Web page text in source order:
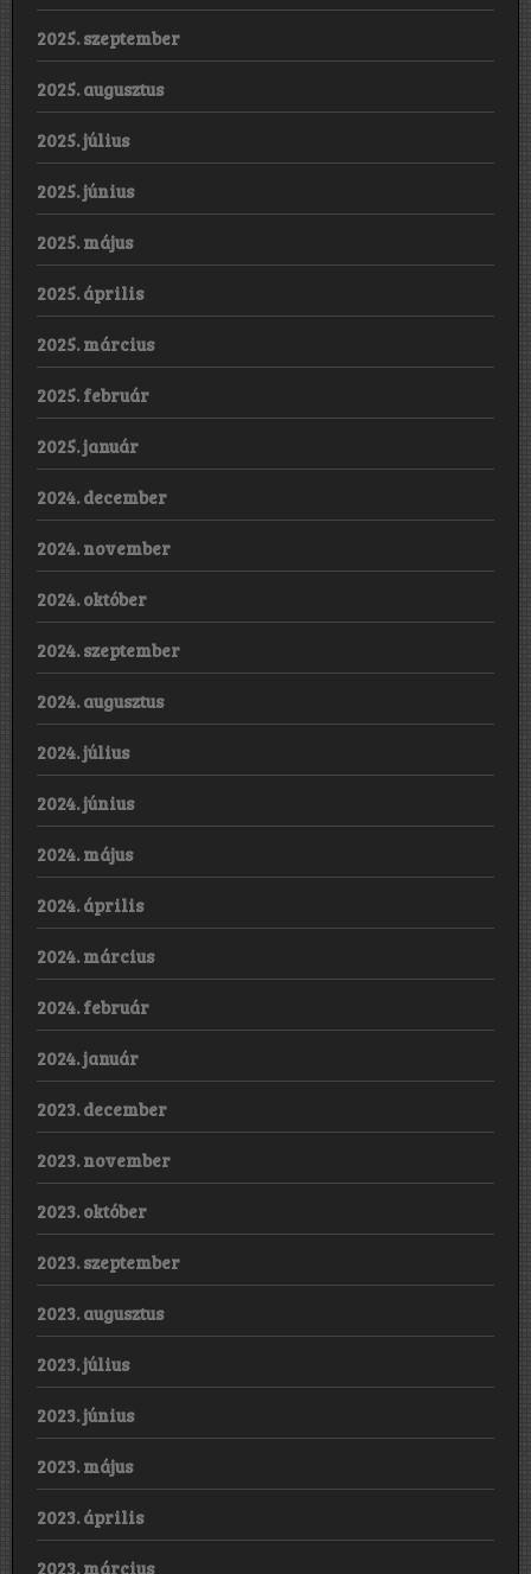
2025. szeptember
2025. augusztus
2025. július
2025. június
2025. május
2025. április
2025. március
2025. február
2025. január
2024. december
2024. november
2024. október
2024. szeptember
2024. augusztus
2024. július
2024. június
2024. május
2024. április
2024. március
2024. február
2024. január
2023. december
2023. november
2023. október
2023. szeptember
2023. augusztus
2023. július
2023. június
2023. május
2023. április
2023. március